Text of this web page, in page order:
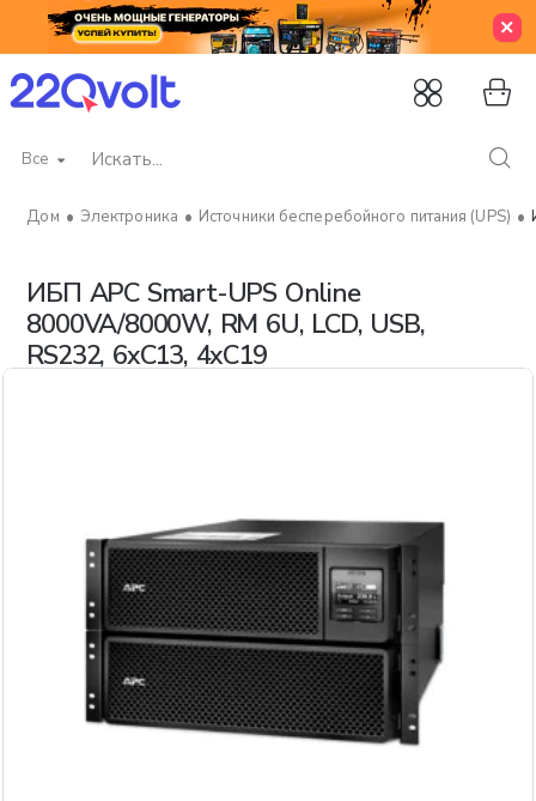
Все
Искать...
ИБП APC Smart-UPS Online
8000VA/8000W, RM 6U, LCD, USB,
RS232, 6xC13, 4xC19
Электроника Источники бесперебойного питания (UPS)